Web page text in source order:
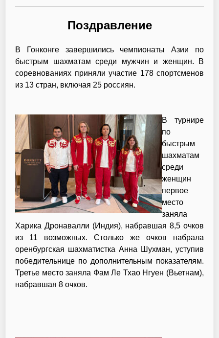
Поздравление
В Гонконге завершились чемпионаты Азии по
быстрым шахматам среди мужчин и женщин. В
соревнованиях приняли участие 178 спортсменов
из 13 стран, включая 25 россиян.
В турнире
по
быстрым
шахматам
среди
женщин
первое
место
заняла
Харика Дронавалли (Индия), набравшая 8,5 очков
из 11 возможных. Столько же очков набрала
оренбургская шахматистка Анна Шухман, уступив
победительнице по дополнительным показателям.
Третье место заняла Фам Ле Тхао Нгуен (Вьетнам),
набравшая 8 очков.